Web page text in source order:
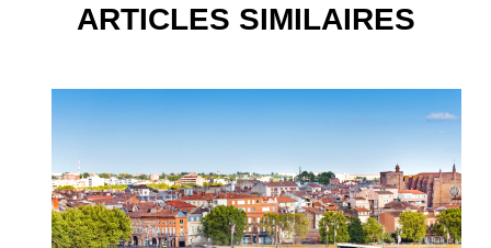
ARTICLES SIMILAIRES